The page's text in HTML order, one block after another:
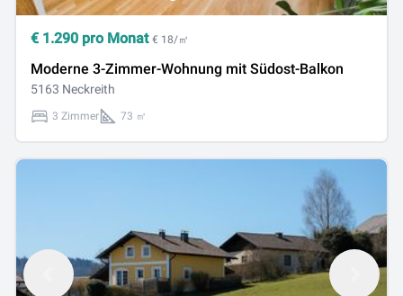
€ 1.290 pro Monat € 18/㎡
Moderne 3-Zimmer-Wohnung mit Südost-Balkon
5163 Neckreith
3 Zimmer 73 ㎡